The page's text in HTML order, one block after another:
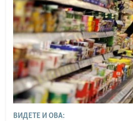
ВИДЕТЕ И ОВА: